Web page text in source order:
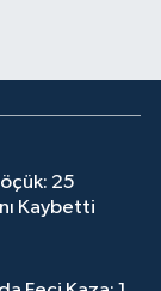
25
Kaybetti